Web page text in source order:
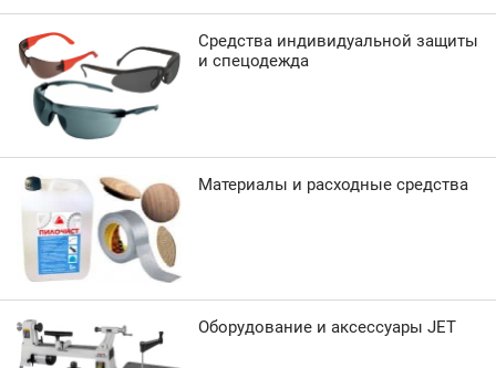
Средства индивидуальной защиты
и спецодежда
Материалы и расходные средства
Оборудование и аксессуары JET